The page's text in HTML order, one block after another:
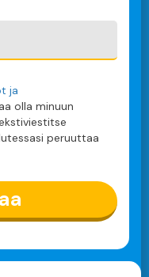
ja
olla minuun
peruuttaa